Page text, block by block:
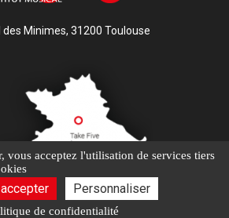
des Minimes, 31200 Toulouse
vous acceptez l'utilisation de services tiers
Personnaliser
de confidentialité